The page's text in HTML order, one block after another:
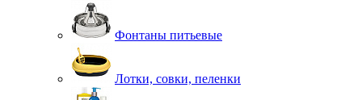
Фонтаны питьевые
Лотки, совки, пеленки